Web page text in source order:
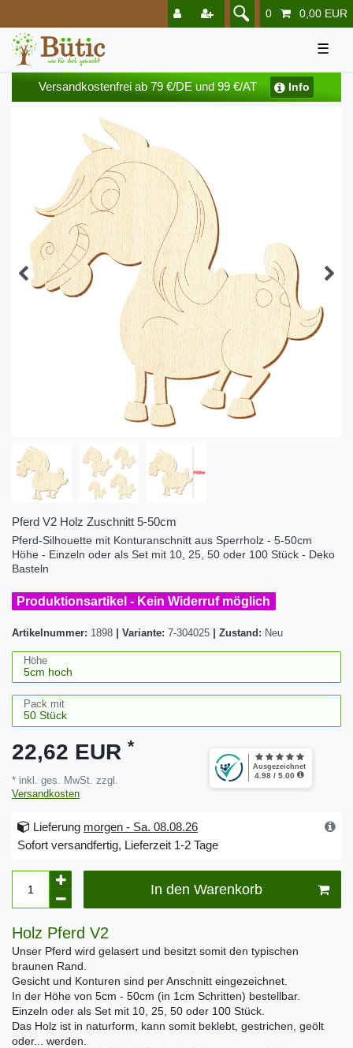
0 0,00 EUR
☰
Versandkostenfrei ab 79 €/DE und 99 €/AT Info
Pferd V2 Holz Zuschnitt 5-50cm
Pferd-Silhouette mit Konturanschnitt aus Sperrholz - 5-50cm
Höhe - Einzeln oder als Set mit 10, 25, 50 oder 100 Stück - Deko
Basteln
Produktionsartikel - Kein Widerruf möglich
Artikelnummer: 1898 Variante: 7-304025 Zustand: Neu
Höhe
Pack mit
22,62 EUR *
* inkl. ges. MwSt. zzgl.
Versandkosten
Lieferung morgen - Sa. 08.08.26
Sofort versandfertig, Lieferzeit 1-2 Tage
In den Warenkorb
Holz Pferd V2
Unser Pferd wird gelasert und besitzt somit den typischen
braunen Rand.
Gesicht und Konturen sind per Anschnitt eingezeichnet.
In der Höhe von 5cm - 50cm (in 1cm Schritten) bestellbar.
Einzeln oder als Set mit 10, 25, 50 oder 100 Stück.
Das Holz ist in naturform, kann somit beklebt, gestrichen, geölt
oder... werden.